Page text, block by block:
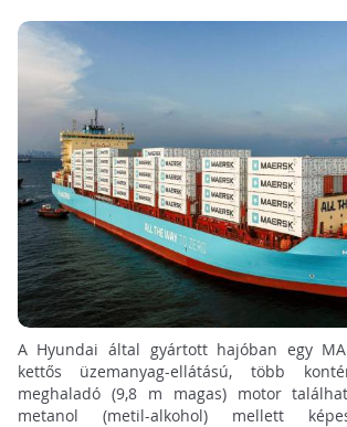
A Hyundai által gyártott hajóban egy
kettős üzemanyag-ellátású, több
meghaladó (9,8 m magas) motor
metanol (metil-alkohol) mellett